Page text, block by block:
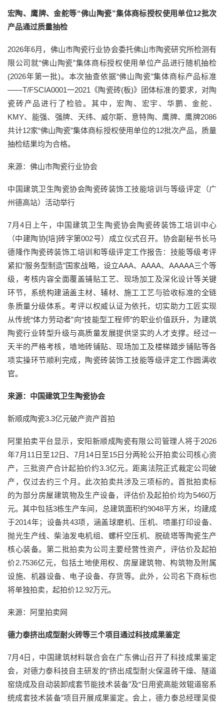
宏陶、鹰牌、金舵等“佛山陶瓷”集体商标授权使用单位12批次
产品通过质量抽检
2026年6月，佛山市陶瓷行业协会委托佛山市陶瓷研究所检测有
限公司就“佛山陶瓷”集体商标授权使用单位产品进行随机抽检
(2026年第一批)。本次抽查依据“佛山陶瓷”集体商标产品标准
——T/FSCIA0001一2021《陶瓷砖(板)》团体标准的要求，对陶
瓷砖产品进行了检验。其中，宏陶、宏宇、华鹏、金舵、
KMY、能强、强牌、天纬、威尔斯、意特陶、鹰牌、鹰牌2086
共计12家“佛山陶瓷”集体商标授权使用单位的12批次产品，质量
抽检结果均为合格。
来源：佛山市陶瓷行业协会
中国建筑卫生陶瓷协会陶瓷砖装饰工技能培训与等级评定（广
州德高站）活动举行
7月4日上午，中国建筑卫生陶瓷协会陶瓷砖装饰工培训中心
（中建陶协[培]砖字第002号）成立仪式召开。协会副秘书长马
德隆作陶瓷砖装饰工培训和等级评定工作报告：技能等级考评
紧扣“服务型制造”国家战略，设立AAA、AAAA、AAAAA三个等
级，考核内容全面覆盖铺贴工艺、现场加工及深化设计等关键
环节，系统构建涵盖主材、辅材、施工工艺与验收标准的全链
条质量分级体系。考评以权威认证为依托，切实助力工匠实现
从传统“体力劳动者”向“技能型工程师”的职业价值跃升，为建筑
陶瓷行业转型升级与高质量发展提供坚实的人才支撑。经过一
天半的严格考核，墙地砖铺贴、现场加工及楼梯踏步铺贴等各
项实操环节顺利完成，陶瓷砖装饰工技能等级评定工作圆满收
官。
来源：中国建筑卫生陶瓷协会
新顺成陶瓷3.3亿元破产资产首拍
阿里拍卖平台显示，安阳新顺成陶瓷有限公司管理人将于2026
年7月11日至12日、7月14日至15日分两轮公开拍卖公司核心资
产，三批资产合计起拍价约3.3亿元。距离法院正式裁定公司破
产，仅过去约三个月。此次拍卖共涉及三项标的。首批拍卖标
的为部分房屋建筑物及生产设备，评估价及起拍价均为5460万
元。其中包括3栋生产车间，总建筑面积约9048平方米，均建成
于2014年；设备共43项，涵盖球磨机、压机、喷墨打印设备、
抛光生产线、柴油发电机组、螺杆空压机、脱硫塔等陶瓷生产
核心装备。第二批拍卖为公司主要经营性资产，评估价及起拍
价2.7536亿元，包括土地使用权、房屋建筑物、构筑物及附属
设施、机器设备、电子设备、存货等。此外，公司名下商标也
将单独拍卖，起拍价12.92万元。
来源：阿里拍卖网
德力泰挤出成型耐火砖等三个项目通过科技成果鉴定
7月4日，中国建筑材料联合会在广东佛山召开了科技成果鉴定
会，对德力泰科技自主研发的“挤出成型耐火保温砖干燥、隧道
窑烧成及自动装卸成套节能技术装备”及“日用瓷高能效辊道窑系
统成套技术装备”项目开展成果鉴定。会上，德力泰总经理吴俊